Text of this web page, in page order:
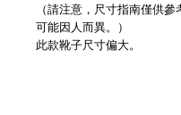
（請注意，尺寸指南僅供
可能因人而異。）
此款靴子尺寸偏大。